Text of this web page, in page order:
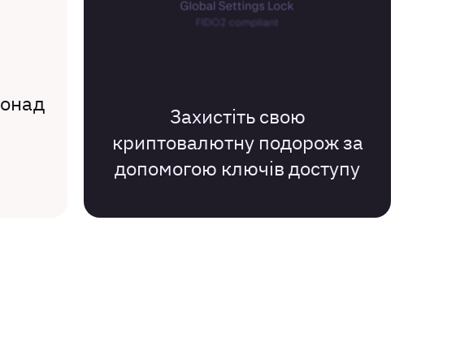
Захистіть свою
криптовалютну подорож за
допомогою ключів доступу